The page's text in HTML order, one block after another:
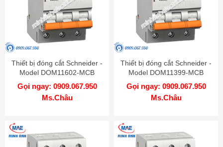
Thiết bị đóng cắt Schneider -
Model DOM11602-MCB
Gọi ngay: 0909.067.950
Ms.Châu
Thiết bị đóng cắt Schneider -
Model DOM11399-MCB
Gọi ngay: 0909.067.950
Ms.Châu